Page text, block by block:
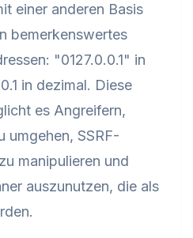
einer anderen Basis
bemerkenswertes
"0127.0.0.1" in
in dezimal. Diese
es Angreifern,
umgehen, SSRF-
manipulieren und
auszunutzen, die als